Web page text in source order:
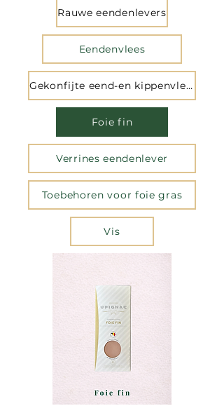
Rauwe eendenlevers
Eendenvlees
Gekonfijte eend-en kippenvlees
Foie fin
Verrines eendenlever
Toebehoren voor foie gras
Vis